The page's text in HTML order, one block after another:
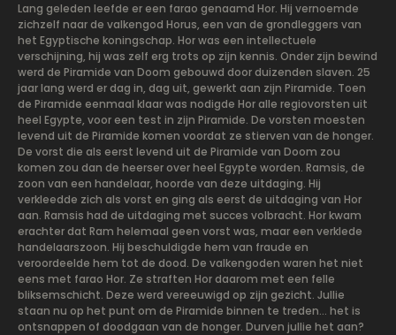
Lang geleden leefde er een farao genaamd Hor. Hij vernoemde
zichzelf naar de valkengod Horus, een van de grondleggers van
het Egyptische koningschap. Hor was een intellectuele
verschijning, hij was zelf erg trots op zijn kennis. Onder zijn bewind
werd de Piramide van Doom gebouwd door duizenden slaven. 25
jaar lang werd er dag in, dag uit, gewerkt aan zijn Piramide. Toen
de Piramide eenmaal klaar was nodigde Hor alle regiovorsten uit
heel Egypte, voor een test in zijn Piramide. De vorsten moesten
levend uit de Piramide komen voordat ze stierven van de honger.
De vorst die als eerst levend uit de Piramide van Doom zou
komen zou dan de heerser over heel Egypte worden. Ramsis, de
zoon van een handelaar, hoorde van deze uitdaging. Hij
verkleedde zich als vorst en ging als eerst de uitdaging van Hor
aan. Ramsis had de uitdaging met succes volbracht. Hor kwam
erachter dat Ram helemaal geen vorst was, maar een verklede
handelaarszoon. Hij beschuldigde hem van fraude en
veroordeelde hem tot de dood. De valkengoden waren het niet
eens met farao Hor. Ze straften Hor daarom met een felle
bliksemschicht. Deze werd vereeuwigd op zijn gezicht. Jullie
staan nu op het punt om de Piramide binnen te treden… het is
ontsnappen of doodgaan van de honger. Durven jullie het aan?